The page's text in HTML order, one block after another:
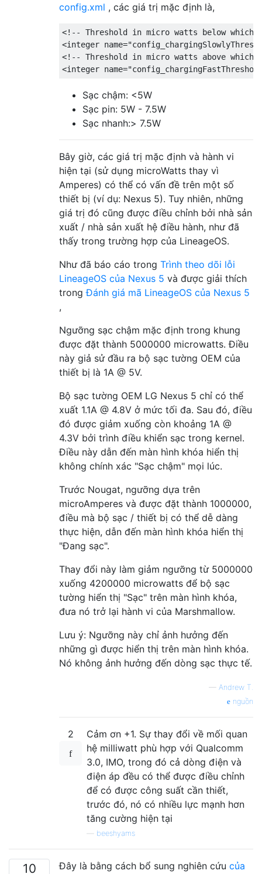
config.xml , các giá trị mặc định là,
<!-- Threshold in micro watts below which
<integer
<!-- Threshold in micro watts above
Sạc chậm: <5W
Sạc pin: 5W - 7.5W
Sạc nhanh:> 7.5W
Bây giờ, các giá trị mặc định và hành vi
hiện tại (sử dụng microWatts thay vì
Amperes) có thể có vấn đề trên một số
thiết bị (ví dụ: Nexus 5). Tuy nhiên, những
giá trị đó cũng được điều chỉnh bởi nhà sản
xuất / nhà sản xuất hệ điều hành, như đã
thấy trong trường hợp của LineageOS.
Như đã báo cáo trong Trình theo dõi lỗi
LineageOS của Nexus 5 và được giải thích
trongĐánh giá mã LineageOS của Nexus 5
,
Ngưỡng sạc chậm mặc định trong khung
được đặt thành 5000000 microwatts. Điều
này giả sử đầu ra bộ sạc tường OEM của
thiết bị là 1A @ 5V.
Bộ sạc tường OEM LG Nexus 5 chỉ có thể
xuất 1.1A @ 4.8V ở mức tối đa. Sau đó, điều
đó được giảm xuống còn khoảng 1A @
4.3V bởi trình điều khiển sạc trong kernel.
Điều này dẫn đến màn hình khóa hiển thị
không chính xác "Sạc chậm" mọi lúc.
Trước Nougat, ngưỡng dựa trên
microAmperes và được đặt thành 1000000,
điều mà bộ sạc / thiết bị có thể dễ dàng
thực hiện, dẫn đến màn hình khóa hiển thị
"Đang sạc".
Thay đổi này làm giảm ngưỡng từ 5000000
xuống 4200000 microwatts để bộ sạc
tường hiển thị "Sạc" trên màn hình khóa,
đưa nó trở lại hành vi của Marshmallow.
Lưu ý: Ngưỡng này chỉ ảnh hưởng đến
những gì được hiển thị trên màn hình khóa.
Nó không ảnh hưởng đến dòng sạc thực tế.
— Andrew T.
nguồn
2
Cảm ơn +1. Sự thay đổi về mối quan
hệ milliwatt phù hợp với Qualcomm
3.0, IMO, trong đó cả dòng điện và
điện áp đều có thể được điều chỉnh
để có được công suất cần thiết,
trước đó, nó có nhiều lực mạnh hơn
tăng cường hiện tại
beeshyams
10 Đây là bằng cách bổ sung nghiên cứu của